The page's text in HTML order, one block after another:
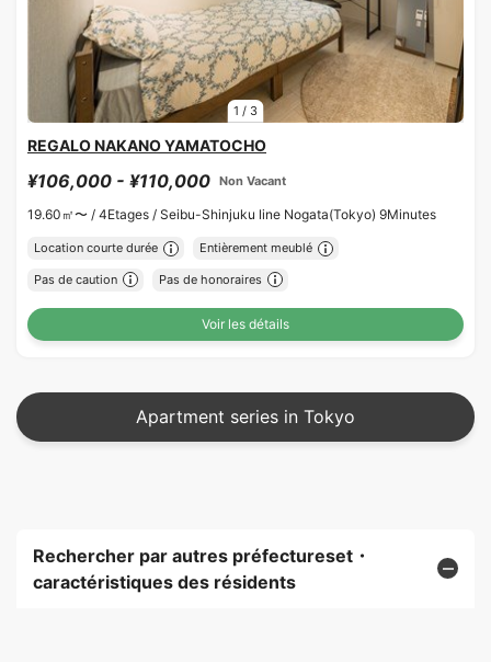
1 / 3
REGALO NAKANO YAMATOCHO
¥106,000 - ¥110,000 Non Vacant
19.60㎡〜 / 4Etages / Seibu-Shinjuku line Nogata(Tokyo) 9Minutes
Location courte durée Entièrement meublé
Pas de caution Pas de honoraires
Voir les détails
Apartment series in Tokyo
Rechercher par autres préfectureset・
caractéristiques des résidents